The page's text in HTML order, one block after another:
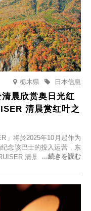
栃木県 日本信息
晨欣赏奥日光红
清晨赏红叶之
」将於2025年10月起作为
念该巴士的投入运营，东
清晨赏红叶之旅”，